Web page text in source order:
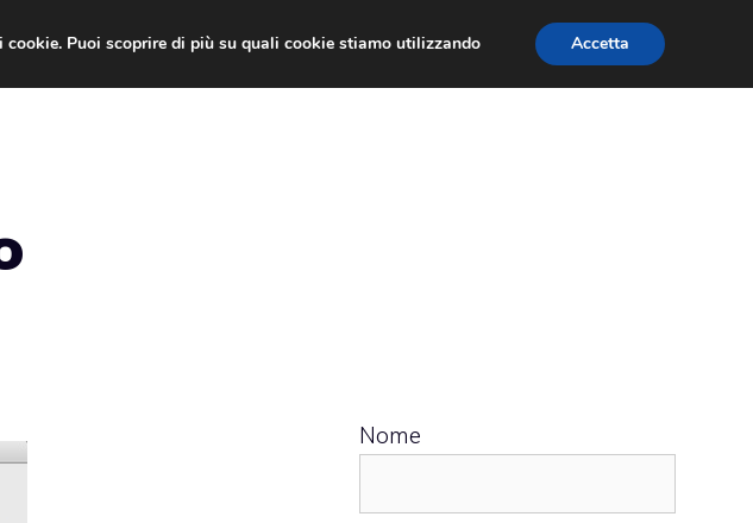
Nome
Puoi scoprire di più su quali cookie stiamo utilizzando
Accetta